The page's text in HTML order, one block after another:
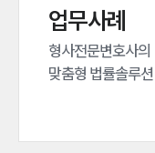
업무사례
형사전문변호사의
맞춤형 법률솔루션